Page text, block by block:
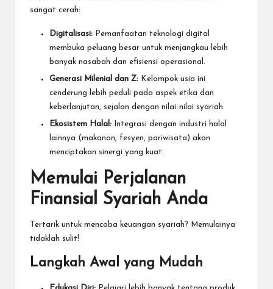
sangat cerah:
Digitalisasi: Pemanfaatan teknologi digital
membuka peluang besar untuk menjangkau lebih
banyak nasabah dan efisiensi operasional.
Generasi Milenial dan Z: Kelompok usia ini
cenderung lebih peduli pada aspek etika dan
keberlanjutan, sejalan dengan nilai-nilai syariah.
Ekosistem Halal: Integrasi dengan industri halal
lainnya (makanan, fesyen, pariwisata) akan
menciptakan sinergi yang kuat.
Memulai Perjalanan
Finansial Syariah Anda
Tertarik untuk mencoba keuangan syariah? Memulainya
tidaklah sulit!
Langkah Awal yang Mudah